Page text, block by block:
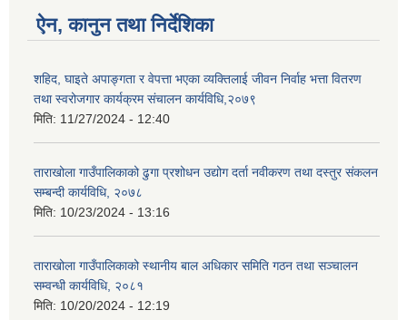
ऐन, कानुन तथा निर्देशिका
शहिद, घाइते अपाङ्गता र वेपत्ता भएका व्यक्तिलाई जीवन निर्वाह भत्ता वितरण
तथा स्वरोजगार कार्यक्रम संचालन कार्यविधि,२०७९
मिति: 11/27/2024 - 12:40
ताराखोला गाउँपालिकाको ढुगा प्रशोधन उद्योग दर्ता नवीकरण तथा दस्तुर संकलन
सम्बन्दी कार्यविधि, २०७८
मिति: 10/23/2024 - 13:16
ताराखोला गाउँपालिकाको स्थानीय बाल अधिकार समिति गठन तथा सञ्चालन
सम्वन्धी कार्यविधि, २०८१
मिति: 10/20/2024 - 12:19